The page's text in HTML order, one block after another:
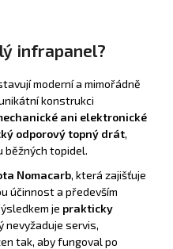
infrapanel?
moderní a mimořádně
konstrukci
ani elektronické
odporový topný drát,
běžných topidel.
Nomacarb, která zajišťuje
účinnost a především
je prakticky
nevyžaduje servis,
tak, aby fungoval po